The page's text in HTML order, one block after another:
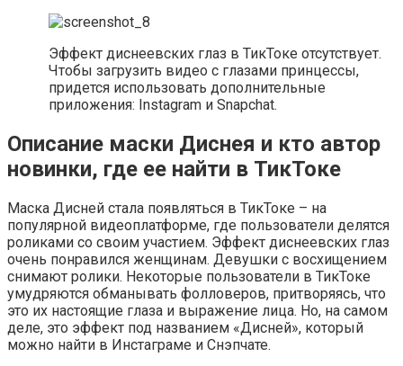
Эффект диснеевских глаз в ТикТоке отсутствует.
Чтобы загрузить видео с глазами принцессы,
придется использовать дополнительные
приложения: Instagram и Snapchat.
Описание маски Диснея и кто автор
новинки, где ее найти в ТикТоке
Маска Дисней стала появляться в ТикТоке – на
популярной видеоплатформе, где пользователи делятся
роликами со своим участием. Эффект диснеевских глаз
очень понравился женщинам. Девушки с восхищением
снимают ролики. Некоторые пользователи в ТикТоке
умудряются обманывать фолловеров, притворяясь, что
это их настоящие глаза и выражение лица. Но, на самом
деле, это эффект под названием «Дисней», который
можно найти в Инстаграме и Снэпчате.